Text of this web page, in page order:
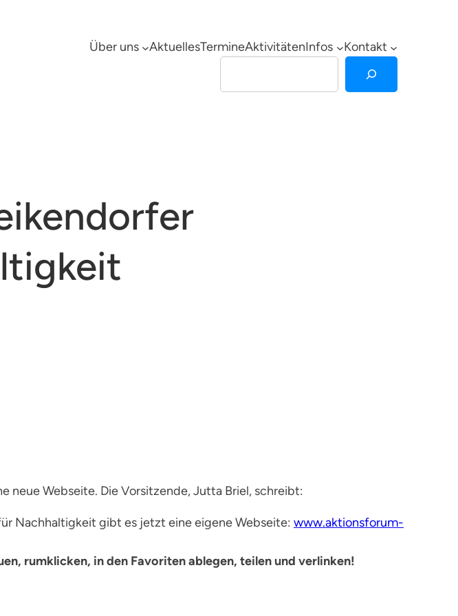
Über uns AktuellesTermineAktivitätenInfos
Kontakt
neue Webseite. Die Vorsitzende, Jutta Briel, schreibt:
Nachhaltigkeit gibt es jetzt eine eigene Webseite: www.aktionsforum-
rumklicken, in den Favoriten ablegen, teilen und verlinken!